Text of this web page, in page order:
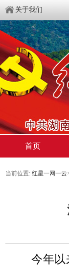
关于我们
首页
当前位置: 红星一网一云
今年以